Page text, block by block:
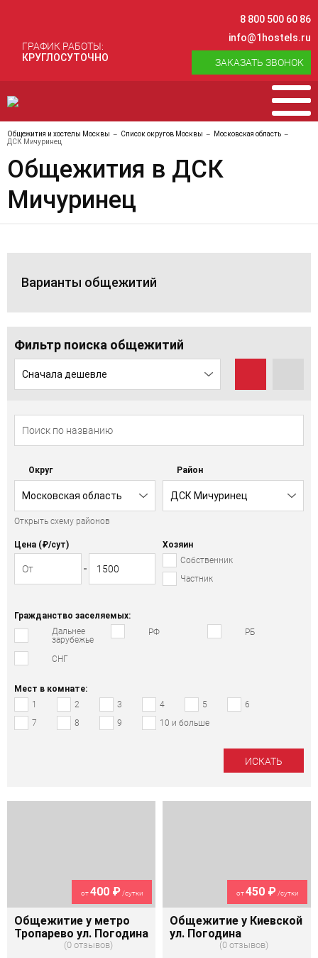
ГРАФИК РАБОТЫ:
КРУГЛОСУТОЧНО
8 800 500 60 86
info@1hostels.ru
ЗАКАЗАТЬ ЗВОНОК
Общежития и хостелы Москвы Список округов Москвы
Московская область
ДСК Мичуринец
Общежития в ДСК
Мичуринец
Варианты общежитий
Фильтр поиска общежитий
Сначала дешевле
Округ
Московская область
Открыть схему районов
Район
ДСК Мичуринец
Цена (₽/cут)
Хозяин
Собственник
Частник
Гражданство заселяемых:
Дальнее
зарубежье
РФ РБ
СНГ
Мест в комнате:
1
2 3 4 5
6
7
8 9 10 и больше
от400 ₽/сутки
Общежитие у метро
Тропарево ул. Погодина
0 отзывов
от450 ₽/сутки
Общежитие у Киевской
ул. Погодина
0 отзывов